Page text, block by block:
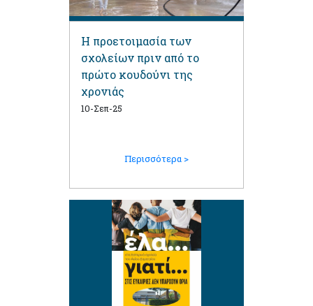
Η προετοιμασία των
σχολείων πριν από το
πρώτο κουδούνι της
χρονιάς
10-Σεπ-25
Περισσότερα >